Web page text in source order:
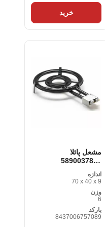
خرید
مشعل پائلا
5890037828
سانتی متر)
اندازه
70 x 40 x 9
وزن
6
بارکد
8437006757089